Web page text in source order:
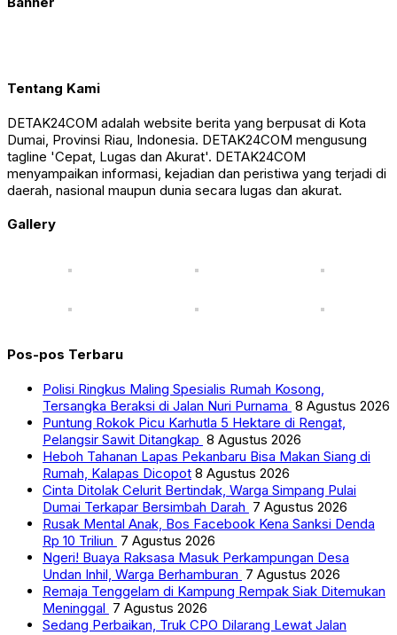
Tentang Kami
DETAK24COM adalah website berita yang berpusat di Kota
Dumai, Provinsi Riau, Indonesia. DETAK24COM mengusung
tagline 'Cepat, Lugas dan Akurat'. DETAK24COM
menyampaikan informasi, kejadian dan peristiwa yang terjadi di
daerah, nasional maupun dunia secara lugas dan akurat.
Gallery
Pos-pos Terbaru
Polisi Ringkus Maling Spesialis Rumah Kosong,
Tersangka Beraksi di Jalan Nuri Purnama 8 Agustus 2026
Puntung Rokok Picu Karhutla 5 Hektare di Rengat,
Pelangsir Sawit Ditangkap 8 Agustus 2026
Heboh Tahanan Lapas Pekanbaru Bisa Makan Siang di
Rumah, Kalapas Dicopot 8 Agustus 2026
Cinta Ditolak Celurit Bertindak, Warga Simpang Pulai
Dumai Terkapar Bersimbah Darah 7 Agustus 2026
Rusak Mental Anak, Bos Facebook Kena Sanksi Denda
Rp 10 Triliun 7 Agustus 2026
Ngeri! Buaya Raksasa Masuk Perkampungan Desa
Undan Inhil, Warga Berhamburan 7 Agustus 2026
Remaja Tenggelam di Kampung Rempak Siak Ditemukan
Meninggal 7 Agustus 2026
Sedang Perbaikan, Truk CPO Dilarang Lewat Jalan